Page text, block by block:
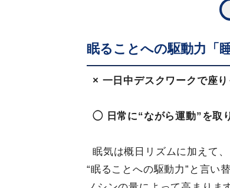
眠ることへの駆動力「睡
× 一日中デスクワークで座り
◯ 日常に“ながら運動”を取
眠気は概日リズムに加えて
“眠ることへの駆動力”と言い